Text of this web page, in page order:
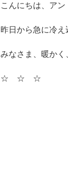
こんにちは、アン
昨日から急に冷え
みなさま、暖かく
☆ ☆ ☆